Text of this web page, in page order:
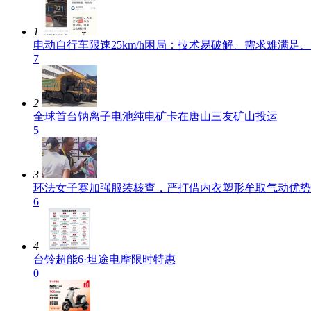
1
电动自行车限速25km/h困局：技术易破解、需求难满足
7
2
全球首台钠离子电池纯电矿卡在唐山三友矿山投运
5
3
环法女子赛加强服装核查，严打借内衣塑形牟取气动优势
6
4
台铃超能6·坦途电摩限时特惠
0